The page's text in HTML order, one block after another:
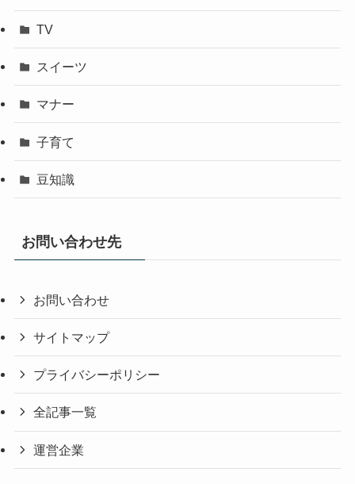
TV
スイーツ
マナー
子育て
豆知識
お問い合わせ先
お問い合わせ
サイトマップ
プライバシーポリシー
全記事一覧
運営企業